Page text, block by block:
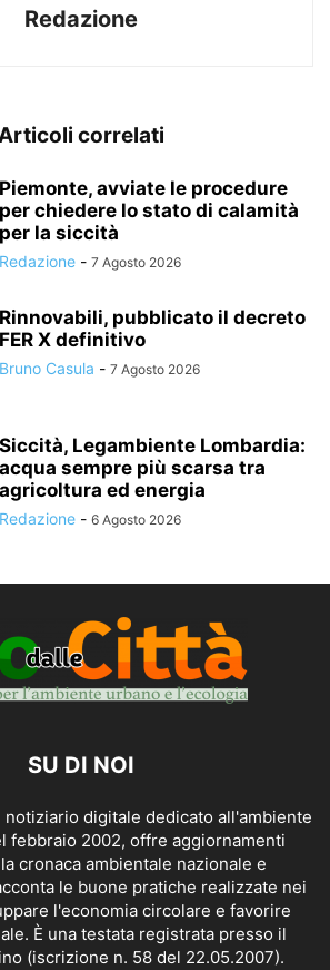
Redazione
correlati
Piemonte, avviate le procedure
per chiedere lo stato di calamità
per la siccità
Redazione - 7 Agosto 2026
Rinnovabili, pubblicato il decreto
FER X definitivo
Bruno Casula - 7 Agosto 2026
Siccità, Legambiente Lombardia:
acqua sempre più scarsa tra
agricoltura ed energia
Redazione - 6 Agosto 2026
SU DI NOI
notiziario digitale dedicato all'ambiente
febbraio 2002, offre aggiornamenti
cronaca ambientale nazionale e
le buone pratiche realizzate nei
l'economia circolare e favorire
È una testata registrata presso il
(iscrizione n. 58 del 22.05.2007).